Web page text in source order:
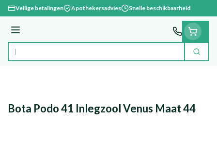
Ga naar de inhoud
Veilige betalingen Apothekersadvies Snelle beschikbaarheid
Menu
Product, merk, categorie... Zoek
Bota Podo 41 Inlegzool Venus Maat 44